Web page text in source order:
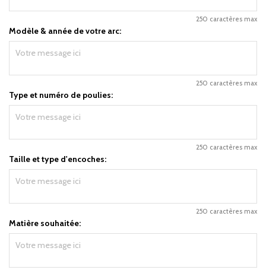
250 caractères max
Modèle & année de votre arc:
250 caractères max
Type et numéro de poulies:
250 caractères max
Taille et type d'encoches:
250 caractères max
Matière souhaitée: